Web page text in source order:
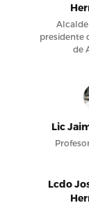
Alcalde
presidente
de
Lic
Lcdo